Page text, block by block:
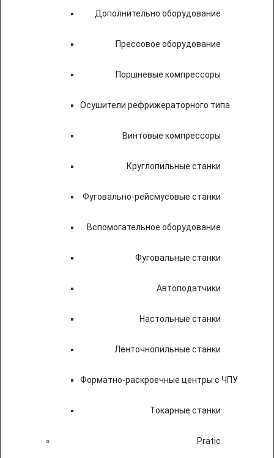
Дополнительно оборудование
Прессовое оборудование
Поршневые компрессоры
Осушители рефрижераторного типа
Винтовые компрессоры
Круглопильные станки
Фуговально-рейсмусовые станки
Вспомогательное оборудование
Фуговальные станки
Автоподатчики
Настольные станки
Ленточнопильные станки
Форматно-раскроечные центры с ЧПУ
Токарные станки
Pratic